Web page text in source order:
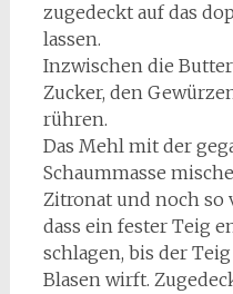
zugedeckt auf das
lassen.
Inzwischen die
Zucker, den
rühren.
Das Mehl mit der
Schaummasse
Zitronat und noch so
dass ein fester Teig
schlagen, bis der
Blasen wirft.